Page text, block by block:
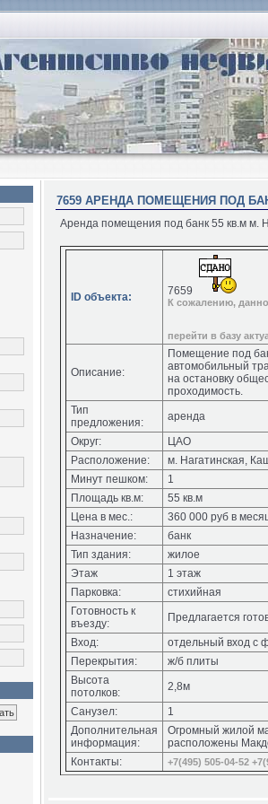
7659 АРЕНДА ПОМЕЩЕНИЯ ПОД
Аренда помещения под банк 55 кв.м м.
ID объекта: 7659
К сожалению,
перейти в базу
Описание:
Помещение под
автомобильный
на остановку
проходимость.
Тип
предложения:
аренда
Округ:
ЦАО
Расположение:
м. Нагатинская,
Минут пешком:
1
Площадь кв.м:
55 кв.м
Цена в мес.:
360 000 руб в
Назначение:
банк
Тип здания:
жилое
Этаж
1 этаж
Парковка:
стихийная
Готовность к
въезду:
Предлагается
Вход:
отдельный вход с
Перекрытия:
ж/б плиты
Высота
потолков:
2,8м
Санузел:
1
Дополнительная
информация:
Огромный жилой
расположены
Контакты:
+7(495) 505-04-52